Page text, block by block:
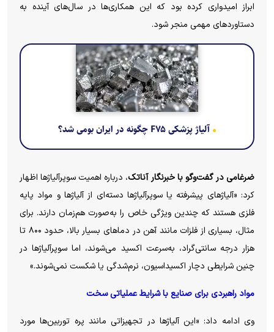
ابراز امیدواری کرده بود که این همکاری‌ها در سال‌های آینده به
دستاورد‌های مهمی منجر شود.
آلیاژ پزشکی F۷۵ چگونه در ایران بومی شد؟
ضرغامی در گفت‌و‌گو با خبرنگار آناتک، درباره اهمیت سوپرآلیاژ‌ها اظهار
کرد: «آلیاژ‌های پیشرفته یا سوپرآلیاژ‌ها دسته‌ای از آلیاژ‌ها و مواد پایه
فلزی هستند که چندین ویژگی خاص را به‌صورت هم‌زمان دارند. برای
مثال، بسیاری از فلزات مانند آهن در دما‌های بسیار بالا، حدود ۸۰۰ تا
هزار درجه سانتی‌گراد، به‌سرعت اکسید می‌شوند، اما سوپرآلیاژ‌ها در
چنین شرایطی دچار اکسیداسیون، نرم‌شدگی یا شکست نمی‌شوند.»
مواد راهبردی برای صنایع با شرایط عملیاتی سخت
وی ادامه داد: «این آلیاژ‌ها در تجهیزاتی مانند پره توربین‌ها مورد